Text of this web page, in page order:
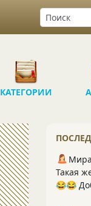
КАТЕГОРИИ
Такая
😂😂